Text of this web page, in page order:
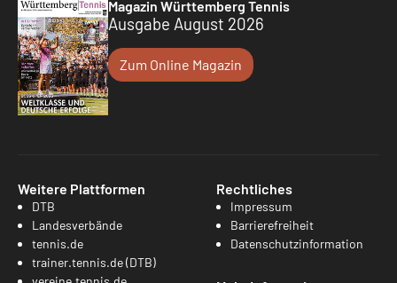
Magazin Württemberg Tennis
Ausgabe August 2026
Zum Online Magazin
Weitere Plattformen
DTB
Landesverbände
tennis.de
trainer.tennis.de (DTB)
Rechtliches
Impressum
Barrierefreiheit
Datenschutzinformation